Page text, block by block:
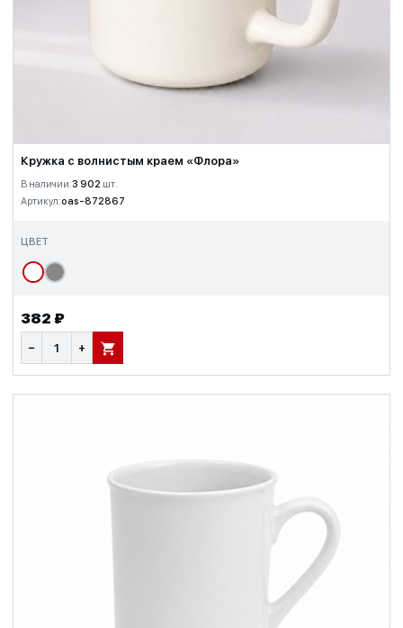
Кружка с волнистым краем «Флора»
В наличии:3 902 шт.
Артикул:oas-872867
ЦВЕТ
382 ₽
− + В КОРЗИНУ